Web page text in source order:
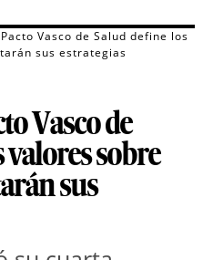
Vasco de Salud define los
sus estrategias
Vasco de
sobre
sus